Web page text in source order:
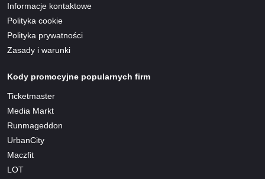
Informacje kontaktowe
Polityka cookie
Polityka prywatności
Zasady i warunki
Kody promocyjne popularnych firm
Ticketmaster
Media Markt
Runmageddon
UrbanCity
Maczfit
LOT